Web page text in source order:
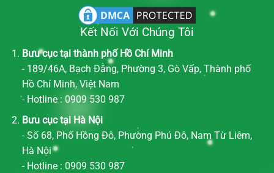
Kết Nối Với Chúng Tôi
Bưu cục tại thành phố Hồ Chí Minh
- 189/46A, Bạch Đằng, Phường 3, Gò Vấp, Thành phố
Hồ Chí Minh, Việt Nam
- Hotline : 0909 530 987
Bưu cục tại Hà Nội
- Số 68, Phố Hồng Đô, Phường Phú Đô, Nam Từ Liêm,
Hà Nội
- Hotline : 0909 530 987